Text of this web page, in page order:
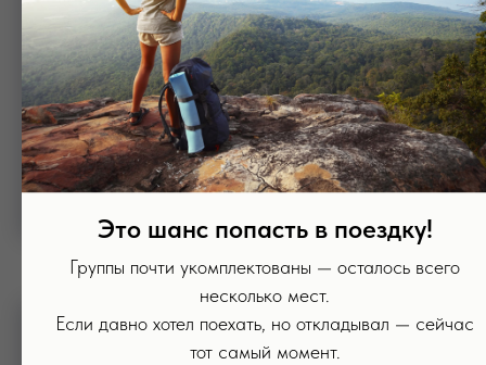
Это шанс попасть в поездку!
Группы почти укомплектованы — осталось всего
несколько мест.
Если давно хотел поехать, но откладывал — сейчас
тот самый момент.